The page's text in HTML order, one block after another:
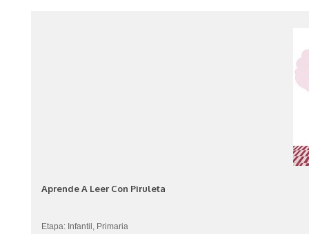
Aprende A Leer Con Piruleta
Etapa: Infantil, Primaria